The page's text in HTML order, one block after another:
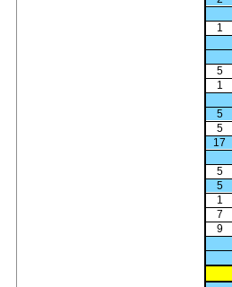
1
5
1
5
5
17
5
5
1
7
9